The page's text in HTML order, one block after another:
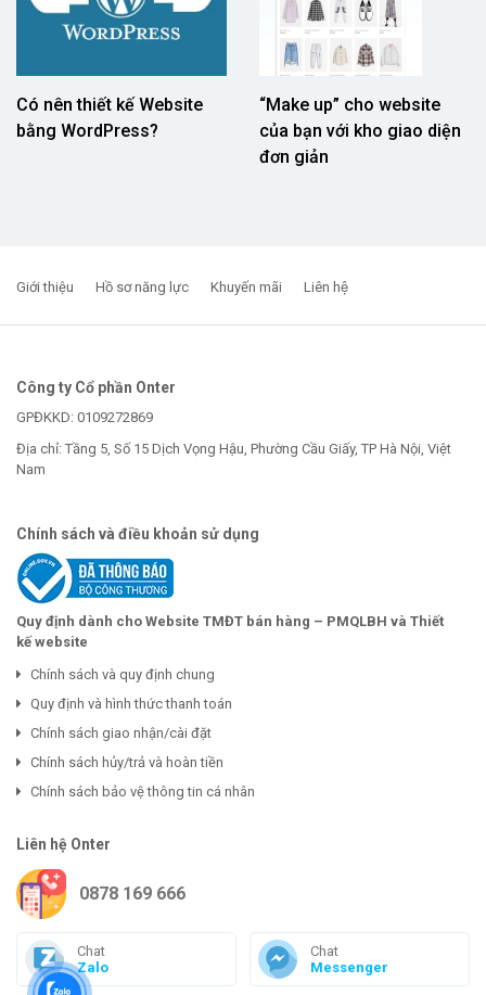
Có nên thiết kế Website
bằng WordPress?
“Make up” cho website
của bạn với kho giao diện
đơn giản
Giới thiệu Hồ sơ năng lực Khuyến mãi Liên hệ
Công ty Cổ phần Onter
GPĐKKD: 0109272869
Địa chỉ: Tầng 5, Số 15 Dịch Vọng Hậu, Phường Cầu Giấy, TP Hà Nội, Việt
Nam
Chính sách và điều khoản sử dụng
Quy định dành cho Website TMĐT bán hàng – PMQLBH và Thiết
kế website
Chính sách và quy định chung
Quy định và hình thức thanh toán
Chính sách giao nhận/cài đặt
Chính sách hủy/trả và hoàn tiền
Chính sách bảo vệ thông tin cá nhân
Liên hệ Onter
0878 169 666
Chat
Zalo
Chat
Messenger